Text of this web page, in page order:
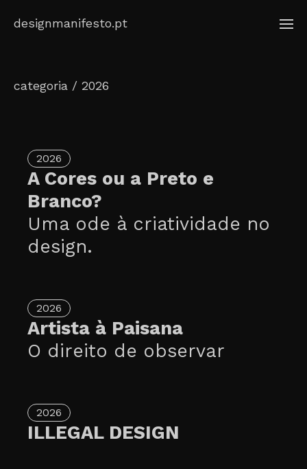
designmanifesto.pt
categoria / 2026
2026
A Cores ou a Preto e
Branco?
Uma ode à criatividade no
design.
2026
Artista à Paisana
O direito de observar
2026
ILLEGAL DESIGN